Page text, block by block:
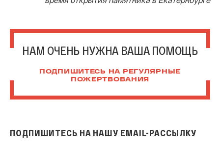
НАМ ОЧЕНЬ НУЖНА ВАША ПОМОЩЬ
ПОДПИШИТЕСЬ НА РЕГУЛЯРНЫЕ
ПОЖЕРТВОВАНИЯ
ПОДПИШИТЕСЬ НА НАШУ EMAIL-РАССЫЛКУ